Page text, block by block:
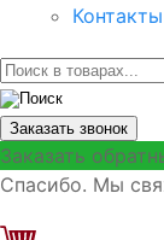
Контакты
Заказать звонок
Заказать
Спасибо. Мы